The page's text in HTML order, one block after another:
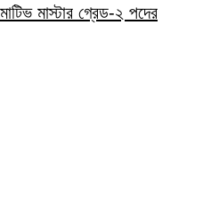
মাস্টার গ্রেড-২ পদের